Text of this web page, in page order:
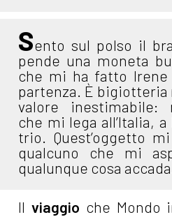
Sento sul polso il
pende una moneta
che mi ha fatto Irene
partenza. È bigiotteria
valore inestimabile:
che mi lega all’Italia,
trio. Quest’oggetto
qualcuno che mi
qualunque cosa
Ilviaggio che Mondo